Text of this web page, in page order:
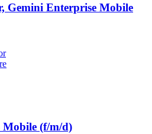
Gemini Enterprise Mobile
Mobile (f/m/d)